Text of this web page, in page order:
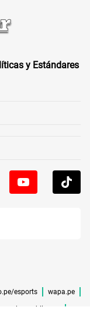
y Estándares
esports wapa.pe